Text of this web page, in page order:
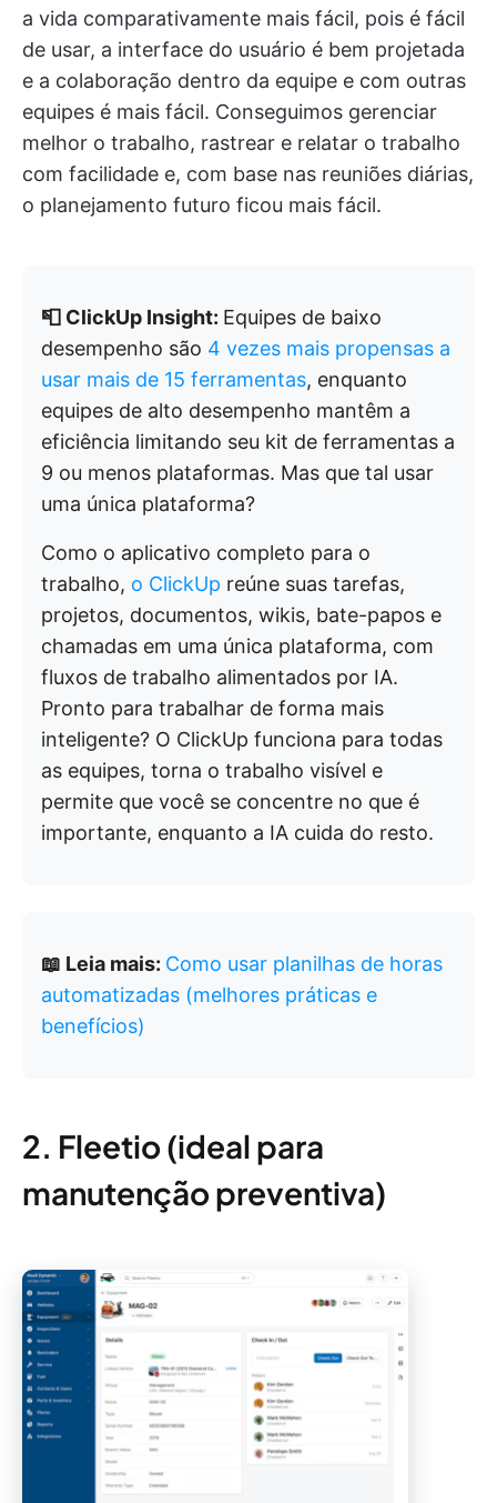
a vida comparativamente mais fácil, pois é fácil
de usar, a interface do usuário é bem projetada
e a colaboração dentro da equipe e com outras
equipes é mais fácil. Conseguimos gerenciar
melhor o trabalho, rastrear e relatar o trabalho
com facilidade e, com base nas reuniões diárias,
o planejamento futuro ficou mais fácil.
📮 ClickUp Insight: Equipes de baixo
desempenho são 4 vezes mais propensas a
usar mais de 15 ferramentas, enquanto
equipes de alto desempenho mantêm a
eficiência limitando seu kit de ferramentas a
9 ou menos plataformas. Mas que tal usar
uma única plataforma?
Como o aplicativo completo para o
trabalho, o ClickUp reúne suas tarefas,
projetos, documentos, wikis, bate-papos e
chamadas em uma única plataforma, com
fluxos de trabalho alimentados por IA.
Pronto para trabalhar de forma mais
inteligente? O ClickUp funciona para todas
as equipes, torna o trabalho visível e
permite que você se concentre no que é
importante, enquanto a IA cuida do resto.
📖 Leia mais: Como usar planilhas de horas
automatizadas (melhores práticas e
benefícios)
2. Fleetio (ideal para
manutenção preventiva)